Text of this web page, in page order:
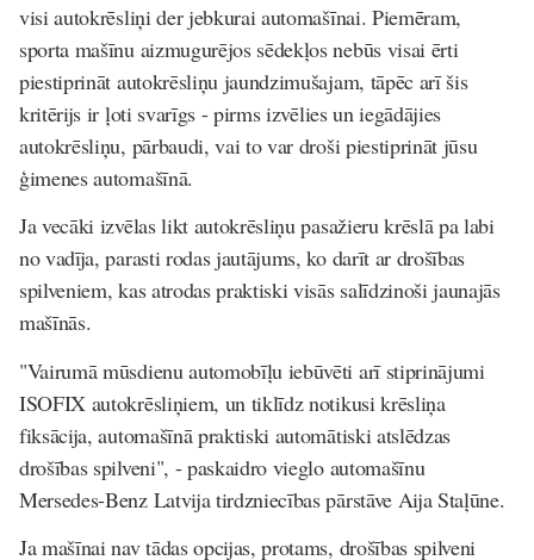
visi autokrēsliņi der jebkurai automašīnai. Piemēram,
sporta mašīnu aizmugurējos sēdekļos nebūs visai ērti
piestiprināt autokrēsliņu jaundzimušajam, tāpēc arī šis
kritērijs ir ļoti svarīgs - pirms izvēlies un iegādājies
autokrēsliņu, pārbaudi, vai to var droši piestiprināt jūsu
ģimenes automašīnā.
Ja vecāki izvēlas likt autokrēsliņu pasažieru krēslā pa labi
no vadīja, parasti rodas jautājums, ko darīt ar drošības
spilveniem, kas atrodas praktiski visās salīdzinoši jaunajās
mašīnās.
"Vairumā mūsdienu automobīļu iebūvēti arī stiprinājumi
ISOFIX autokrēsliņiem, un tiklīdz notikusi krēsliņa
fiksācija, automašīnā praktiski automātiski atslēdzas
drošības spilveni", - paskaidro vieglo automašīnu
Mersedes-Benz Latvija tirdzniecības pārstāve Aija Staļūne.
Ja mašīnai nav tādas opcijas, protams, drošības spilveni